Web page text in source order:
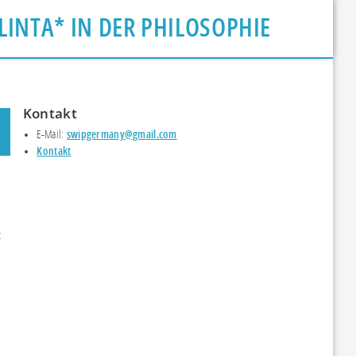
IN DER PHILOSOPHIE
Kontakt
E-Mail: swipgermany@gmail.com
Kontakt